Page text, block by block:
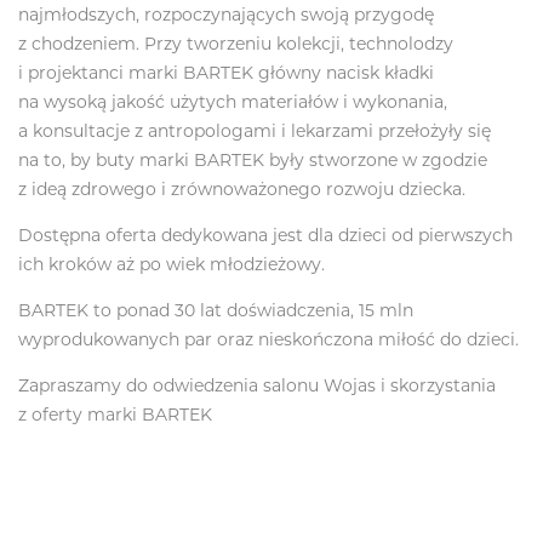
najmłodszych, rozpoczynających swoją przygodę
z chodzeniem. Przy tworzeniu kolekcji, technolodzy
i projektanci marki BARTEK główny nacisk kładki
na wysoką jakość użytych materiałów i wykonania,
a konsultacje z antropologami i lekarzami przełożyły się
na to, by buty marki BARTEK były stworzone w zgodzie
z ideą zdrowego i zrównoważonego rozwoju dziecka.
Dostępna oferta dedykowana jest dla dzieci od pierwszych
ich kroków aż po wiek młodzieżowy.
BARTEK to ponad 30 lat doświadczenia, 15 mln
wyprodukowanych par oraz nieskończona miłość do dzieci.
Zapraszamy do odwiedzenia salonu Wojas i skorzystania
z oferty marki BARTEK